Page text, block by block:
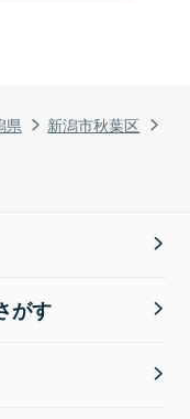
県
新潟市秋葉区
がす